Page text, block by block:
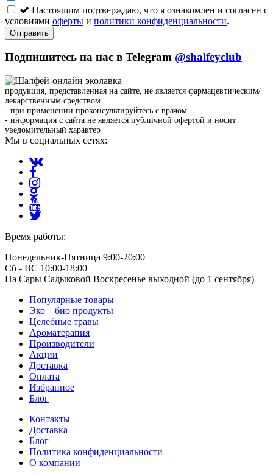
Настоящим подтверждаю, что я ознакомлен и согласен с
условиями оферты и политики конфиденциальности.
Отправить
Подпишитесь на нас в Telegram @shalfeyclub
продукция, представленная на сайте, не является фармацевтическим/
лекарственным средством
- при применении проконсультируйтесь с врачом
- информация с сайта не является публичной офертой и носит
уведомительный характер
Мы в социальных сетях:
Время работы:
Понедельник-Пятница 9:00-20:00
Сб - ВС 10:00-18:00
На Сары Садыковой Воскресенье выходной (до 1 сентября)
Популярные товары
Эко – био продукты
Целебные травы
Ароматерапия
Производители
Акции
Доставка
Оплата
Избранное
Блог
Контакты
Доставка
Блог
Политика конфиденциальности
О компании